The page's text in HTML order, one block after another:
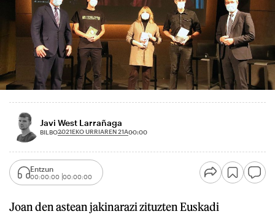
Javi West Larrañaga
BILBO2021EKO URRIAREN 21A00:00
Entzun
00:00:00 00:00:00
Joan den astean jakinarazi zituzten Euskadi